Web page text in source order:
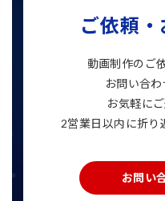
ご依頼
動画制作のご
お問い合わ
お気軽に
2営業日以内に折り
お問い